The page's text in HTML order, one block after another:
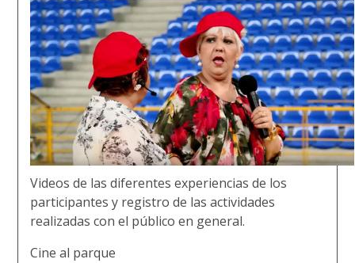
Videos de las diferentes experiencias de los
participantes y registro de las actividades
realizadas con el público en general.
Cine al parque